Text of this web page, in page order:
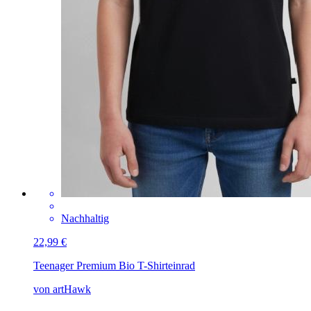
Nachhaltig
22,99 €
Teenager Premium Bio T-Shirteinrad
von artHawk